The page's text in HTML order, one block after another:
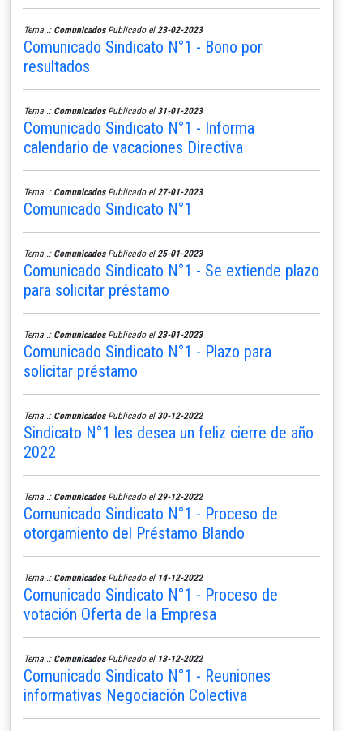
Tema..: ComunicadosPublicado el 23-02-2023
Comunicado Sindicato N°1 - Bono por
resultados
Tema..: ComunicadosPublicado el 31-01-2023
Comunicado Sindicato N°1 - Informa
calendario de vacaciones Directiva
Tema..: ComunicadosPublicado el 27-01-2023
Comunicado Sindicato N°1
Tema..: ComunicadosPublicado el 25-01-2023
Comunicado Sindicato N°1 - Se extiende plazo
para solicitar préstamo
Tema..: ComunicadosPublicado el 23-01-2023
Comunicado Sindicato N°1 - Plazo para
solicitar préstamo
Tema..: ComunicadosPublicado el 30-12-2022
Sindicato N°1 les desea un feliz cierre de año
2022
Tema..: ComunicadosPublicado el 29-12-2022
Comunicado Sindicato N°1 - Proceso de
otorgamiento del Préstamo Blando
Tema..: ComunicadosPublicado el 14-12-2022
Comunicado Sindicato N°1 - Proceso de
votación Oferta de la Empresa
Tema..: ComunicadosPublicado el 13-12-2022
Comunicado Sindicato N°1 - Reuniones
informativas Negociación Colectiva